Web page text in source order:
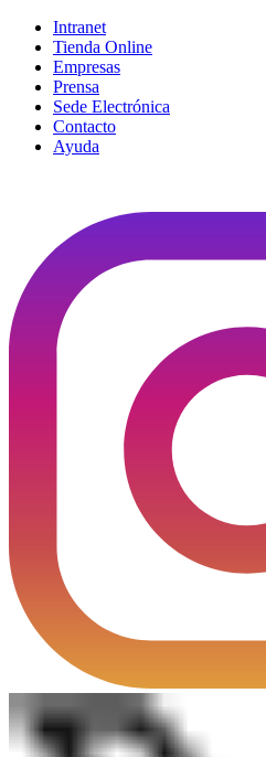
Intranet
Tienda Online
Empresas
Prensa
Sede Electrónica
Contacto
Ayuda